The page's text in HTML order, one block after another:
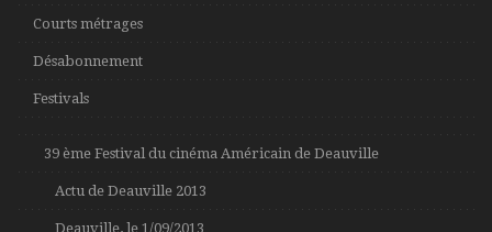
Courts métrages
Désabonnement
Festivals
39 ème Festival du cinéma Américain de Deauville
Actu de Deauville 2013
Deauville, le 1/09/2013